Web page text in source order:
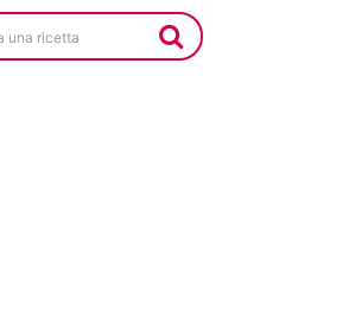
una ricetta